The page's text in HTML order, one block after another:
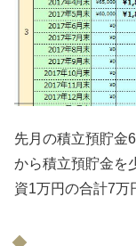
先月の積立預貯金
から積立預貯金を
資1万円の合計7万